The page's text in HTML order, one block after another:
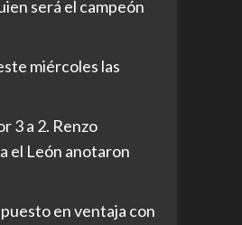
será el campeón
miércoles las
3 a 2. Renzo
el León anotaron
en ventaja con